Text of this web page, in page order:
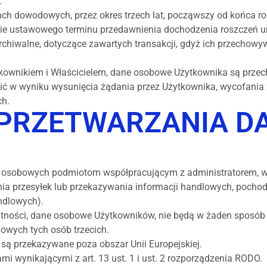
dowodowych, przez okres trzech lat, począwszy od końca
ustawowego terminu przedawnienia dochodzenia roszczeń
dotyczące zawartych transakcji, gdyż ich
i Właścicielem, dane osobowe Użytkownika są
w wyniku wysunięcia żądania przez Użytkownika,
podmiotom współpracującym z administratorem,
przesyłek lub przekazywania informacji handlowych,
dane osobowe Użytkowników, nie będą w żaden
tych osób trzecich.
przekazywane poza obszar Unii Europejskiej.
wynikającymi z art. 13 ust. 1 i ust. 2 rozporządzenia RODO.